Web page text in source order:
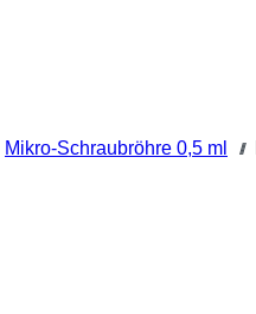
Mikro-Schraubröhre 0,5 ml ///